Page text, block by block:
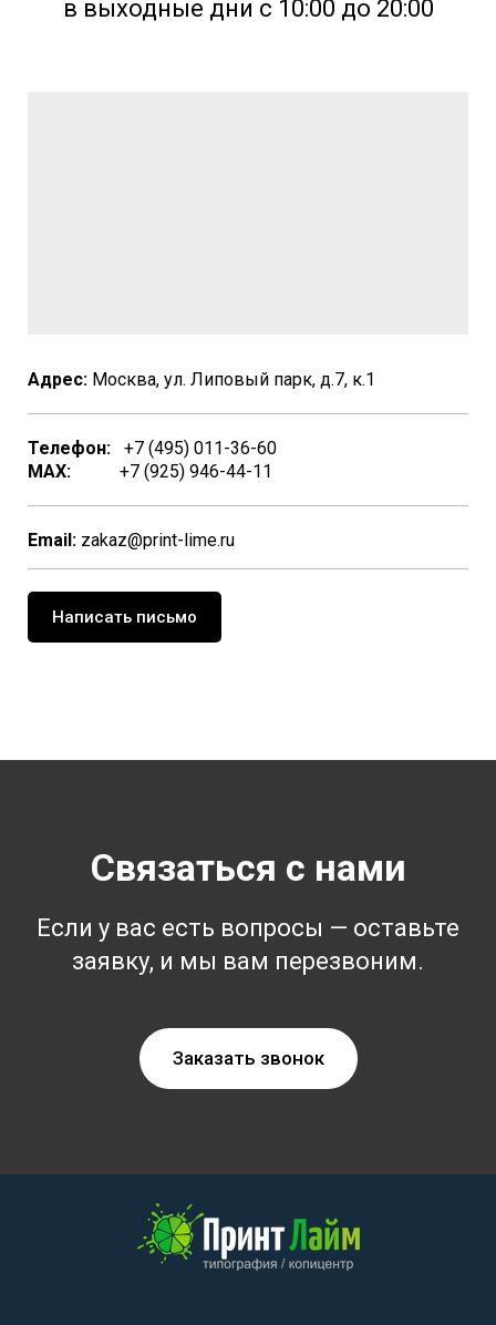
в выходные дни с 10:00 до 20:00
Адрес: Москва, ул. Липовый парк, д.7, к.1
Телефон: +7 (495) 011-36-60
MAX: +7 (925) 946-44-11
Email: zakaz@print-lime.ru
Написать письмо
Связаться с нами
Если у вас есть вопросы — оставьте
заявку, и мы вам перезвоним.
Заказать звонок